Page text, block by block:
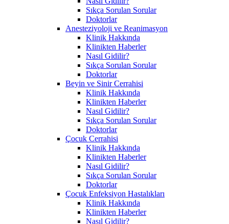
Sıkça Sorulan Sorular
Doktorlar
Anesteziyoloji ve Reanimasyon
Klinik Hakkında
Klinikten Haberler
Nasıl Gidilir?
Sıkça Sorulan Sorular
Doktorlar
Beyin ve Sinir Cerrahisi
Klinik Hakkında
Klinikten Haberler
Nasıl Gidilir?
Sıkça Sorulan Sorular
Doktorlar
Çocuk Cerrahisi
Klinik Hakkında
Klinikten Haberler
Nasıl Gidilir?
Sıkça Sorulan Sorular
Doktorlar
Çocuk Enfeksiyon Hastalıkları
Klinik Hakkında
Klinikten Haberler
Nasıl Gidilir?